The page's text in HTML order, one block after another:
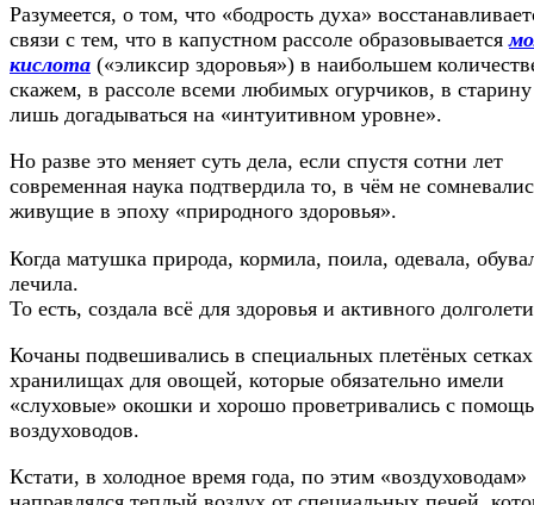
Разумеется, о том, что «бодрость духа»
связи с тем, что в капустном рассоле образовывается
кислота («эликсир здоровья») в наибольшем
скажем, в рассоле всеми любимых огурчиков, в
лишь догадываться на «интуитивном уровне».
Но разве это меняет суть дела, если спустя сотни лет
современная наука подтвердила то, в чём не
живущие в эпоху «природного здоровья».
Когда матушка природа, кормила, поила, одевала,
лечила.
То есть, создала всё для здоровья и активного
Кочаны подвешивались в специальных плетёных
хранилищах для овощей, которые обязательно имели
«слуховые» окошки и хорошо проветривались с
воздуховодов.
Кстати, в холодное время года, по этим «воздуховодам»